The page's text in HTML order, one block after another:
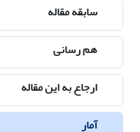
سابقه مقاله
هم رسانی
ارجاع به این مقاله
آمار